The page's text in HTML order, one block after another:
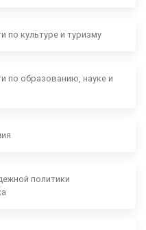
по культуре и туризму
по образованию, науке и
политики